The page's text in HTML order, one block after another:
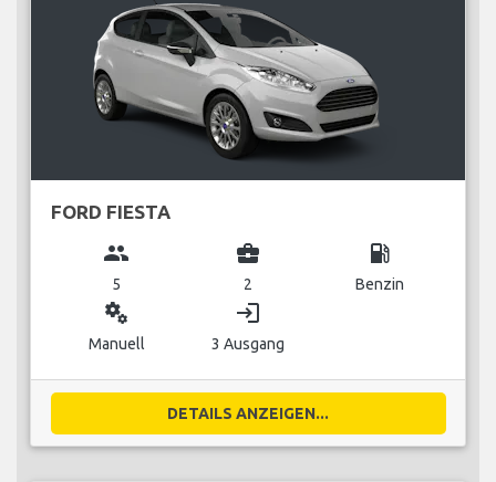
FORD FIESTA
group
5
business_center
2
local_gas_station
Benzin
miscellaneous_services
Manuell
login
3 Ausgang
DETAILS ANZEIGEN...